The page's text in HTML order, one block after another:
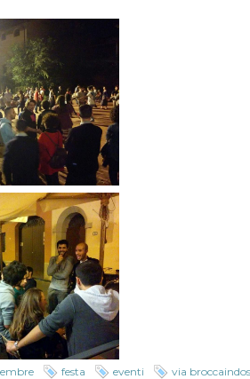
festa eventi
via